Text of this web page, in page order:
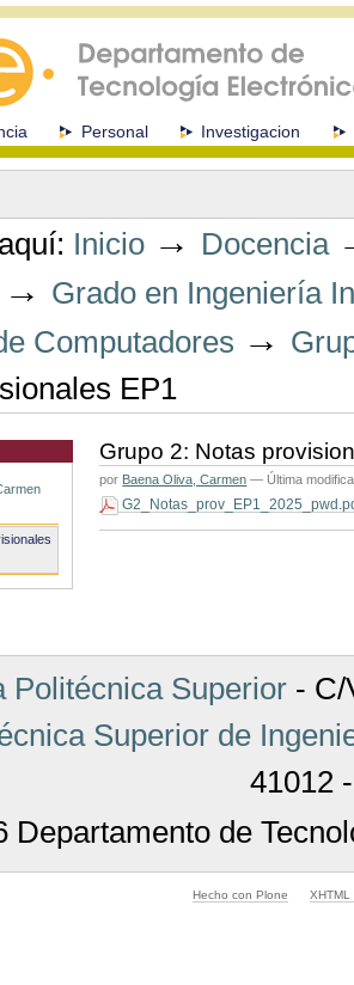
Personal Investigacion
Inicio → Docencia
→ Grado en Ingeniería
Computadores →
EP1
Grupo 2: Notas
por Baena Oliva, Carmen — Última
Politécnica Superior- C/
Superior de
41012
Departamento de
Hecho con Plone XHTML